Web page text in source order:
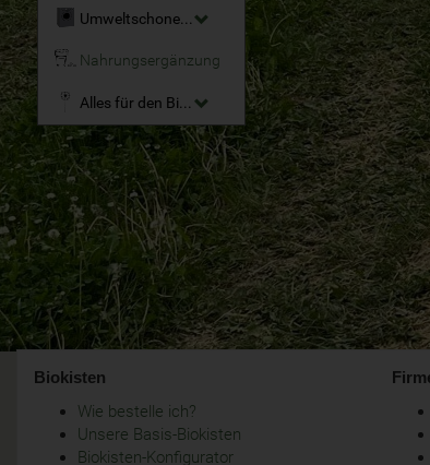
Umweltschonende Reinigungsmittel
Nahrungsergänzung
Alles für den Bio-Garten
Biokisten
Wie bestelle ich?
Unsere Basis-Biokisten
Biokisten-Konfigurator